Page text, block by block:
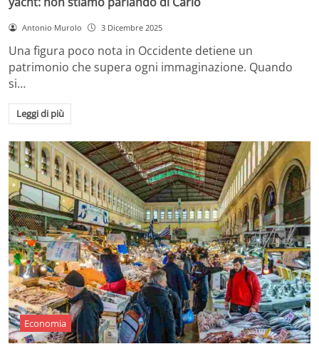
Antonio Murolo 3 Dicembre 2025
Una figura poco nota in Occidente detiene un
patrimonio che supera ogni immaginazione. Quando
si…
Leggi di più
Economia